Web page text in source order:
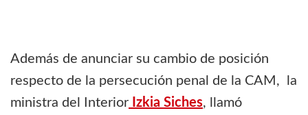
Además de anunciar su cambio de posición
respecto de la persecución penal de la CAM, la
ministra del Interior Izkia Siches, llamó